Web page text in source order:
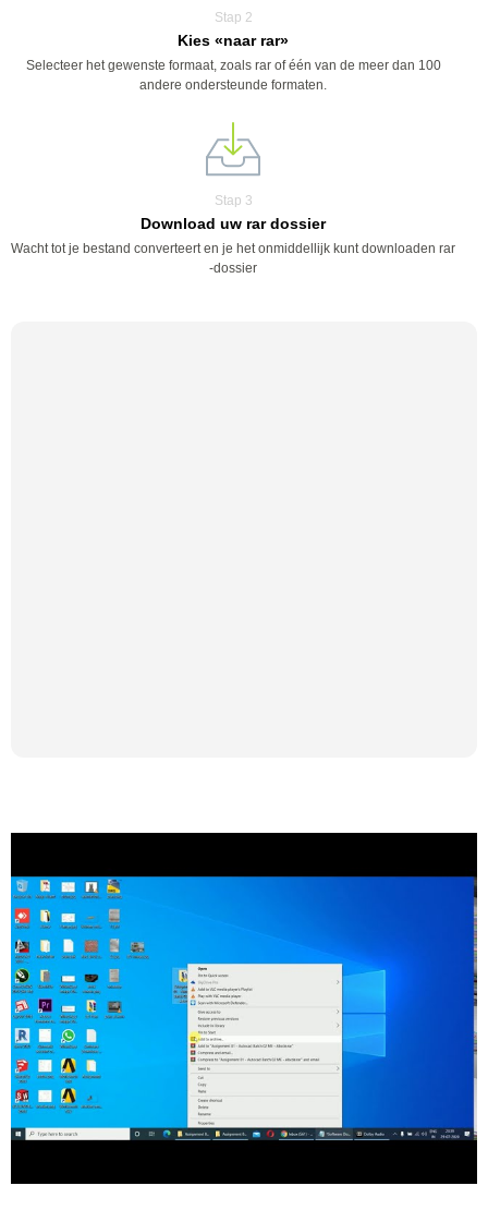
Stap 2
Kies «naar rar»
Selecteer het gewenste formaat, zoals rar of één van de meer dan 100
andere ondersteunde formaten.
Stap 3
Download uw rar dossier
Wacht tot je bestand converteert en je het onmiddellijk kunt downloaden rar
-dossier